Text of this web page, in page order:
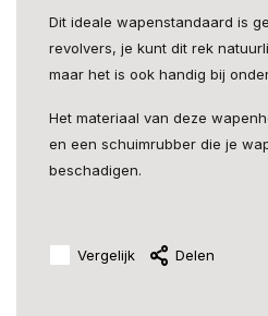
Dit ideale wapenstandaard is
revolvers, je kunt dit rek
maar het is ook handig bij
Het materiaal van deze
en een schuimrubber die je
beschadigen.
Vergelijk Delen